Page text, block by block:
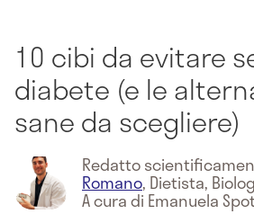
10 cibi da evitare
diabete (e le
sane da scegliere)
Redatto
Romano, Dietista,
A cura di Emanuela